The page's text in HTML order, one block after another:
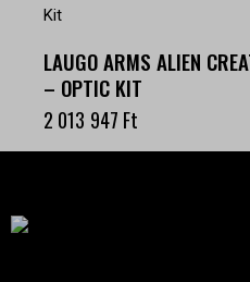
LAUGO ARMS ALIEN
– OPTIC KIT
2 013 947 Ft